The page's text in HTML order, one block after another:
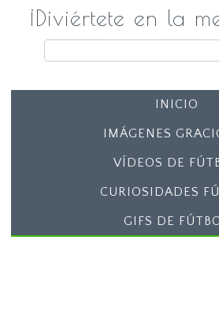
¡Diviértete en la
INICIO
IMÁGENES
VÍDEOS DE
CURIOSIDADES
GIFS DE